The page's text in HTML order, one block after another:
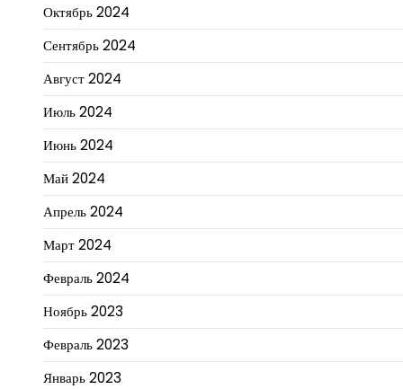
Октябрь 2024
Сентябрь 2024
Август 2024
Июль 2024
Июнь 2024
Май 2024
Апрель 2024
Март 2024
Февраль 2024
Ноябрь 2023
Февраль 2023
Январь 2023